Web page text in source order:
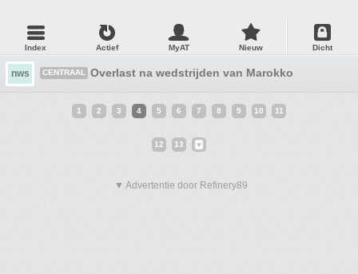
Index Actief MyAT Nieuw Dicht
nws CENTRAAL Overlast na wedstrijden van Marokko
1 2 3 4 5 6 7 8 9 10 11
12 13
▼ Advertentie door Refinery89